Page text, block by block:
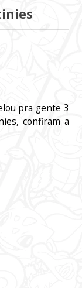
pra gente 3
, confiram a